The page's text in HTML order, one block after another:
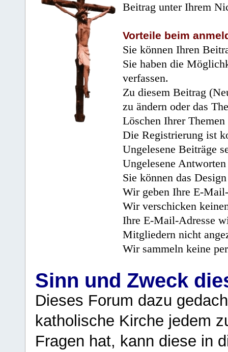
Beitrag unter Ihrem
Vorteile beim
Sie können Ihren
Sie haben die
verfassen.
Zu diesem Beitrag
zu ändern oder das
Löschen Ihrer
Die Registrierung ist
Ungelesene Beiträge
Ungelesene
Sie können das
Wir geben Ihre E-
Wir verschicken
Ihre E-Mail-Adresse
Mitgliedern nicht
Wir sammeln keine
Sinn und Zweck
Dieses Forum dazu
katholische Kirche jedem
Fragen hat, kann diese in